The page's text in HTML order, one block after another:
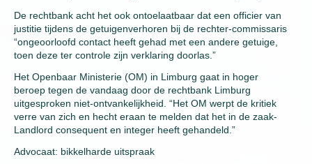
De rechtbank acht het ook ontoelaatbaar dat een officier van
justitie tijdens de getuigenverhoren bij de rechter-commissaris
“ongeoorloofd contact heeft gehad met een andere getuige,
toen deze ter controle zijn verklaring doorlas.”
Het Openbaar Ministerie (OM) in Limburg gaat in hoger
beroep tegen de vandaag door de rechtbank Limburg
uitgesproken niet-ontvankelijkheid. “Het OM werpt de kritiek
verre van zich en hecht eraan te melden dat het in de zaak-
Landlord consequent en integer heeft gehandeld.”
Advocaat: bikkelharde uitspraak